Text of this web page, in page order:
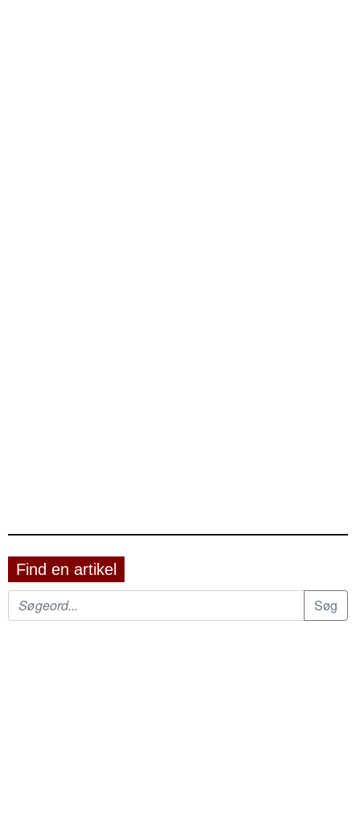
Find en artikel